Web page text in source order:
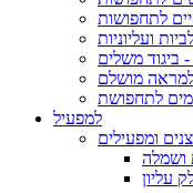
ועליוניות
משלים
מושלם
לתחפושת
למפעיל
ומפעילים
ושמלה
עליון